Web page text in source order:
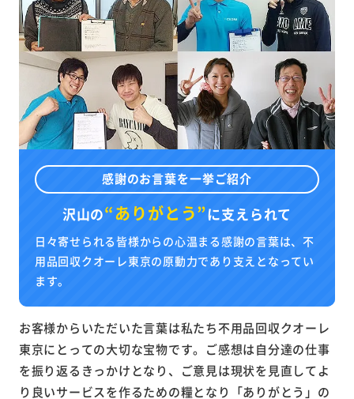
感謝のお言葉を一挙ご紹介
沢山の“ありがとう”に支えられて
日々寄せられる皆様からの心温まる感謝の言葉は、不
用品回収クオーレ東京の原動力であり支えとなってい
ます。
お客様からいただいた言葉は私たち不用品回収クオーレ
東京にとっての大切な宝物です。ご感想は自分達の仕事
を振り返るきっかけとなり、ご意見は現状を見直してよ
り良いサービスを作るための糧となり「ありがとう」の